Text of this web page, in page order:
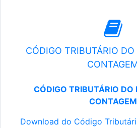
CÓDIGO TRIBUTÁRIO
CÓDIGO TRIBUTÁRIO DO
CONTAGEM
Download do Código